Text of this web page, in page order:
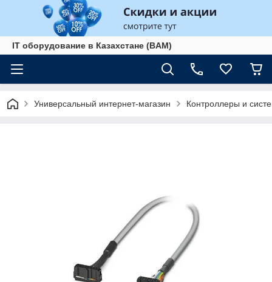
IT оборудование в Казахстане (BAM)
Универсальный интернет-магазин Контроллеры и